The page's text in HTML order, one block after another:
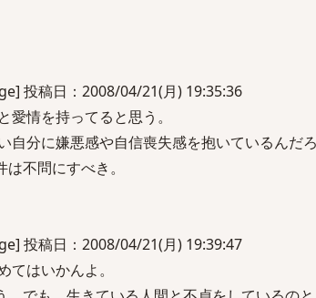
投稿日：2008/04/21(月) 19:35:36
情を持ってると思う。
自分に嫌悪感や自信喪失感を抱いているんだ
不問にすべき。
投稿日：2008/04/21(月) 19:39:47
はいかんよ。